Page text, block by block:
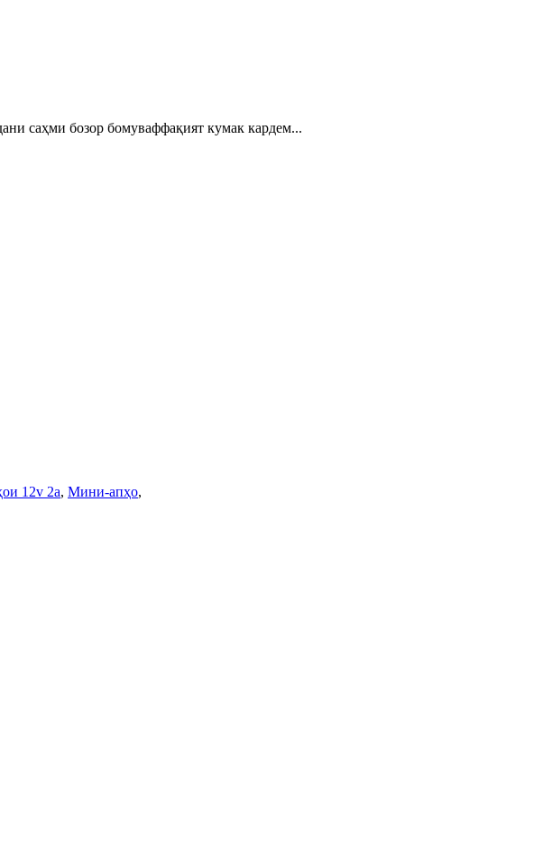
саҳми бозор бомуваффақият кумак кардем...
12v 2a, Мини-апҳо,